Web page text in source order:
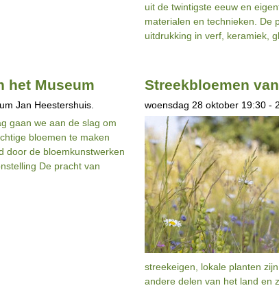
uit de twintigste eeuw en
materialen en technieken. De
uitdrukking in verf, keramiek,
het Museum
Jan Heestershuis.
gaan we aan de slag om
bloemen te maken
door de bloemkunstwerken
De pracht van
Streekbloemen
woensdag 28 oktober 19:30 -
streekeigen, lokale planten
andere delen van het land en